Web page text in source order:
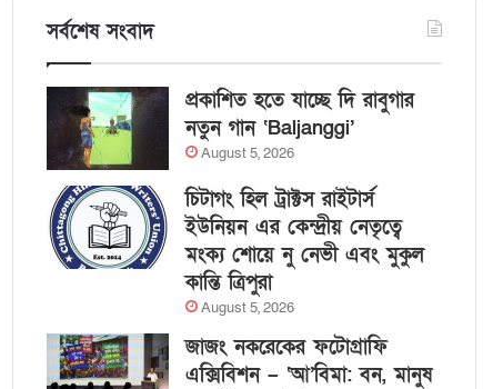
for
সর্বশেষ সংবাদ
প্রকাশিত হতে যাচ্ছে দি রাবুগার
নতুন গান ‘Baljanggi’
August 5, 2026
চিটাগং হিল ট্রাক্টস রাইটার্স
ইউনিয়ন এর কেন্দ্রীয় নেতৃত্বে
মংক্য শোয়ে নু নেভী এবং মুকুল
কান্তি ত্রিপুরা
August 5, 2026
জাজং নকরেকের ফটোগ্রাফি
এক্সিবিশন – ‘আ’বিমা: বন, মানুষ